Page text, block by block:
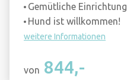
Gemütliche Einrichtung
Hund ist willkommen!
weitere Informationen
von 844,-